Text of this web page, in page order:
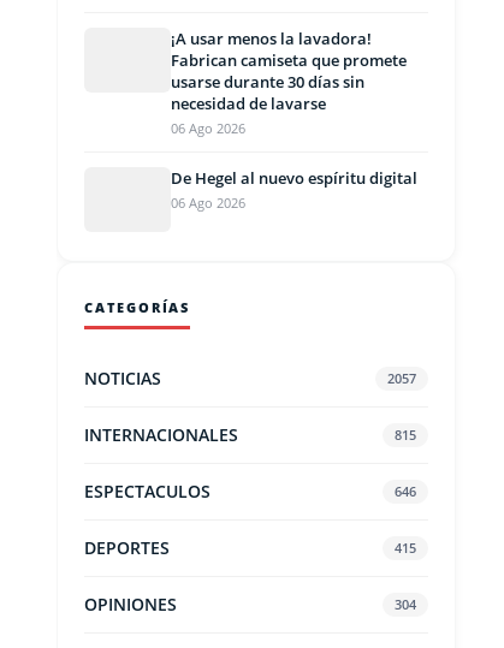
¡A usar menos la lavadora!
Fabrican camiseta que promete
usarse durante 30 días sin
necesidad de lavarse
06 Ago 2026
De Hegel al nuevo espíritu digital
06 Ago 2026
CATEGORÍAS
NOTICIAS 2057
INTERNACIONALES 815
ESPECTACULOS 646
DEPORTES 415
OPINIONES 304